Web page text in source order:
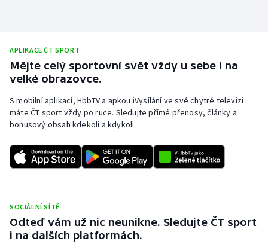
Ragby
Rychlobruslení
Rychlostní kanoistika
Short track
Stolní tenis
Triatlon
APLIKACE ČT SPORT
Mějte celý sportovní svět vždy u sebe i na
velké obrazovce.
S mobilní aplikací, HbbTV a apkou iVysílání ve své chytré televizi
máte ČT sport vždy po ruce. Sledujte přímé přenosy, články a
bonusový obsah kdekoli a kdykoli.
SOCIÁLNÍ SÍTĚ
Odteď vám už nic neunikne. Sledujte ČT sport
i na dalších platformách.